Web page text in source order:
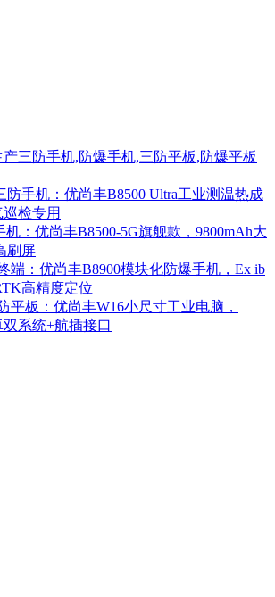
三防手机,防爆手机,三防平板,防爆平板
防手机：优尚丰B8500 Ultra工业测温热成
检专用
机：优尚丰B8500-5G旗舰款，9800mAh大
刷屏
端：优尚丰B8900模块化防爆手机，Ex ib
高精度定位
平板：优尚丰W16小尺寸工业电脑，
双系统+航插接口